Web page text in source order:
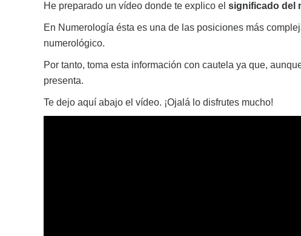
He preparado un vídeo donde te explico el significado del
En Numerología ésta es una de las posiciones más
numerológico.
Por tanto, toma esta información con cautela ya que,
presenta.
Te dejo aquí abajo el vídeo. ¡Ojalá lo disfrutes mucho!